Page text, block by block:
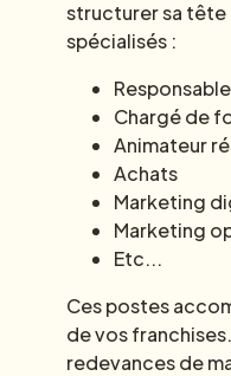
structurer sa tête
spécialisés :
Chargé de
Animateur
Achats
Marketing
Marketing
Etc...
Ces postes
de vos
redevances de